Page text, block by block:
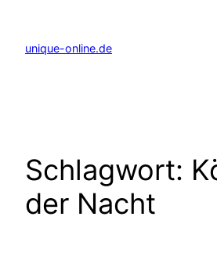
springen
unique-online.de
Schlagwort:
der Nacht